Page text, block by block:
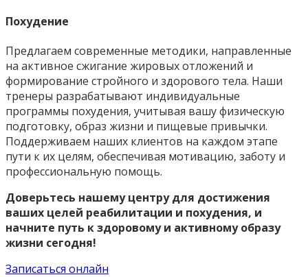
Похудение
Предлагаем современные методики, направленные
на активное сжигание жировых отложений и
формирование стройного и здорового тела. Наши
тренеры разрабатывают индивидуальные
программы похудения, учитывая вашу физическую
подготовку, образ жизни и пищевые привычки.
Поддерживаем наших клиентов на каждом этапе
пути к их целям, обеспечивая мотивацию, заботу и
профессиональную помощь.
Доверьтесь нашему центру для достижения
ваших целей реабилитации и похудения, и
начните путь к здоровому и активному образу
жизни сегодня!
Записаться онлайн